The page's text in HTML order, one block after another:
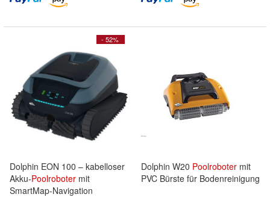
- 52%
Dolphin EON 100 – kabelloser
Akku-Poolroboter mit
SmartMap-Navigation
Dolphin W20 Poolroboter mit
PVC Bürste für Bodenreinigung